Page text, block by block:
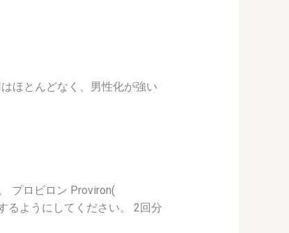
ほとんどなく、男性化が強い
プロビロン Proviron(
るようにしてください。 2回分